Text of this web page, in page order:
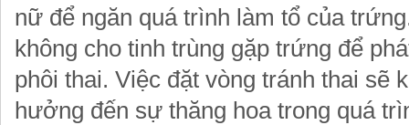
nữ để ngăn quá trình làm tổ của
không cho tinh trùng gặp trứng để
phôi thai. Việc đặt vòng tránh thai sẽ
hưởng đến sự thăng hoa trong quá
black white blue